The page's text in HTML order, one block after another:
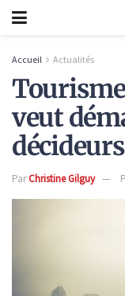
Accueil Actualités
Tourisme
veut
ParChristine Gilguy